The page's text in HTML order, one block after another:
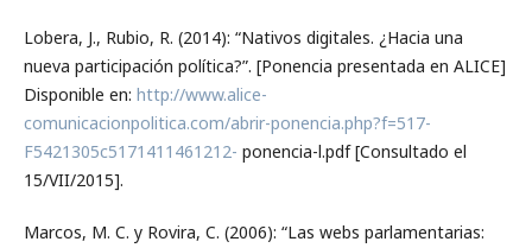
Lobera, J., Rubio, R. (2014): “Nativos digitales. ¿Hacia una
nueva participación política?”. [Ponencia presentada en ALICE]
Disponible en: http://www.alice-
comunicacionpolitica.com/abrir-ponencia.php?f=517-
F5421305c5171411461212- ponencia-l.pdf [Consultado el
15/VII/2015].
Marcos, M. C. y Rovira, C. (2006): “Las webs parlamentarias: